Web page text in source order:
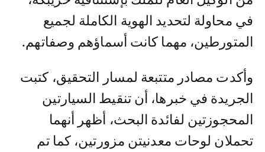
في محاولة لتحديد الهوية الكاملة لجميع
المتورطين، مهما كانت أسماؤهم وصفاتهم.
وأكدت مصادر متتبعة لمسار التحقيق، كتبت
الجريدة في خبرها، أن تنقيط السيارتين
المحجوزتين لفائدة البحث، أظهر أنهما
تحملان لوحات معدنيتن مزورتين، كما تم